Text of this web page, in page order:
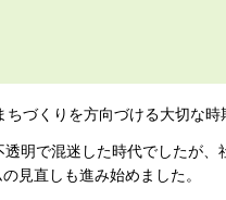
づくりを方向づける大切な時
明で混迷した時代でしたが、
見直しも進み始めました。